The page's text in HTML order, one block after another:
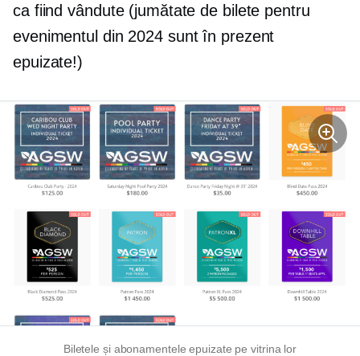
ca fiind vândute (jumătate de bilete pentru
evenimentul din 2024 sunt în prezent
epuizate!)
Biletele și abonamentele epuizate pe vitrina lor